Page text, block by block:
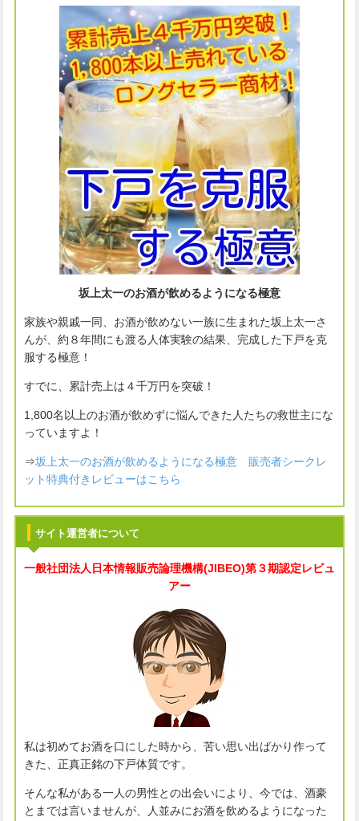
坂上太一のお酒が飲めるようになる極意
家族や親戚一同、お酒が飲めない一族に生まれた坂上太一さ
んが、約８年間にも渡る人体実験の結果、完成した下戸を克
服する極意！
すでに、累計売上は４千万円を突破！
1,800名以上のお酒が飲めずに悩んできた人たちの救世主にな
っていますよ！
⇒坂上太一のお酒が飲めるようになる極意 販売者シークレ
ット特典付きレビューはこちら
サイト運営者について
一般社団法人 日本情報販売論理機構(JIBEO)第３期認定レビュ
アー
私は初めてお酒を口にした時から、苦い思い出ばかり作って
きた、正真正銘の下戸体質です。
そんな私がある一人の男性との出会いにより、今では、酒豪
とまでは言いませんが、人並みにお酒を飲めるようになった